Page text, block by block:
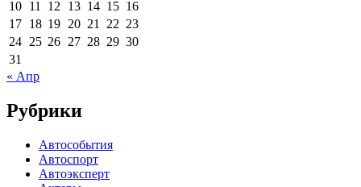
10 11 12 13 14 15 16
17 18 19 20 21 22 23
24 25 26 27 28 29 30
31
« Апр
Рубрики
Автособытия
Автоспорт
Автоэксперт